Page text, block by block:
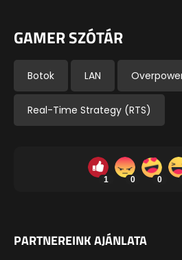
GAMER SZÓTÁR
Botok LAN
Real-Time Strategy (RTS)
1 0 0
PARTNEREINK AJÁNLATA